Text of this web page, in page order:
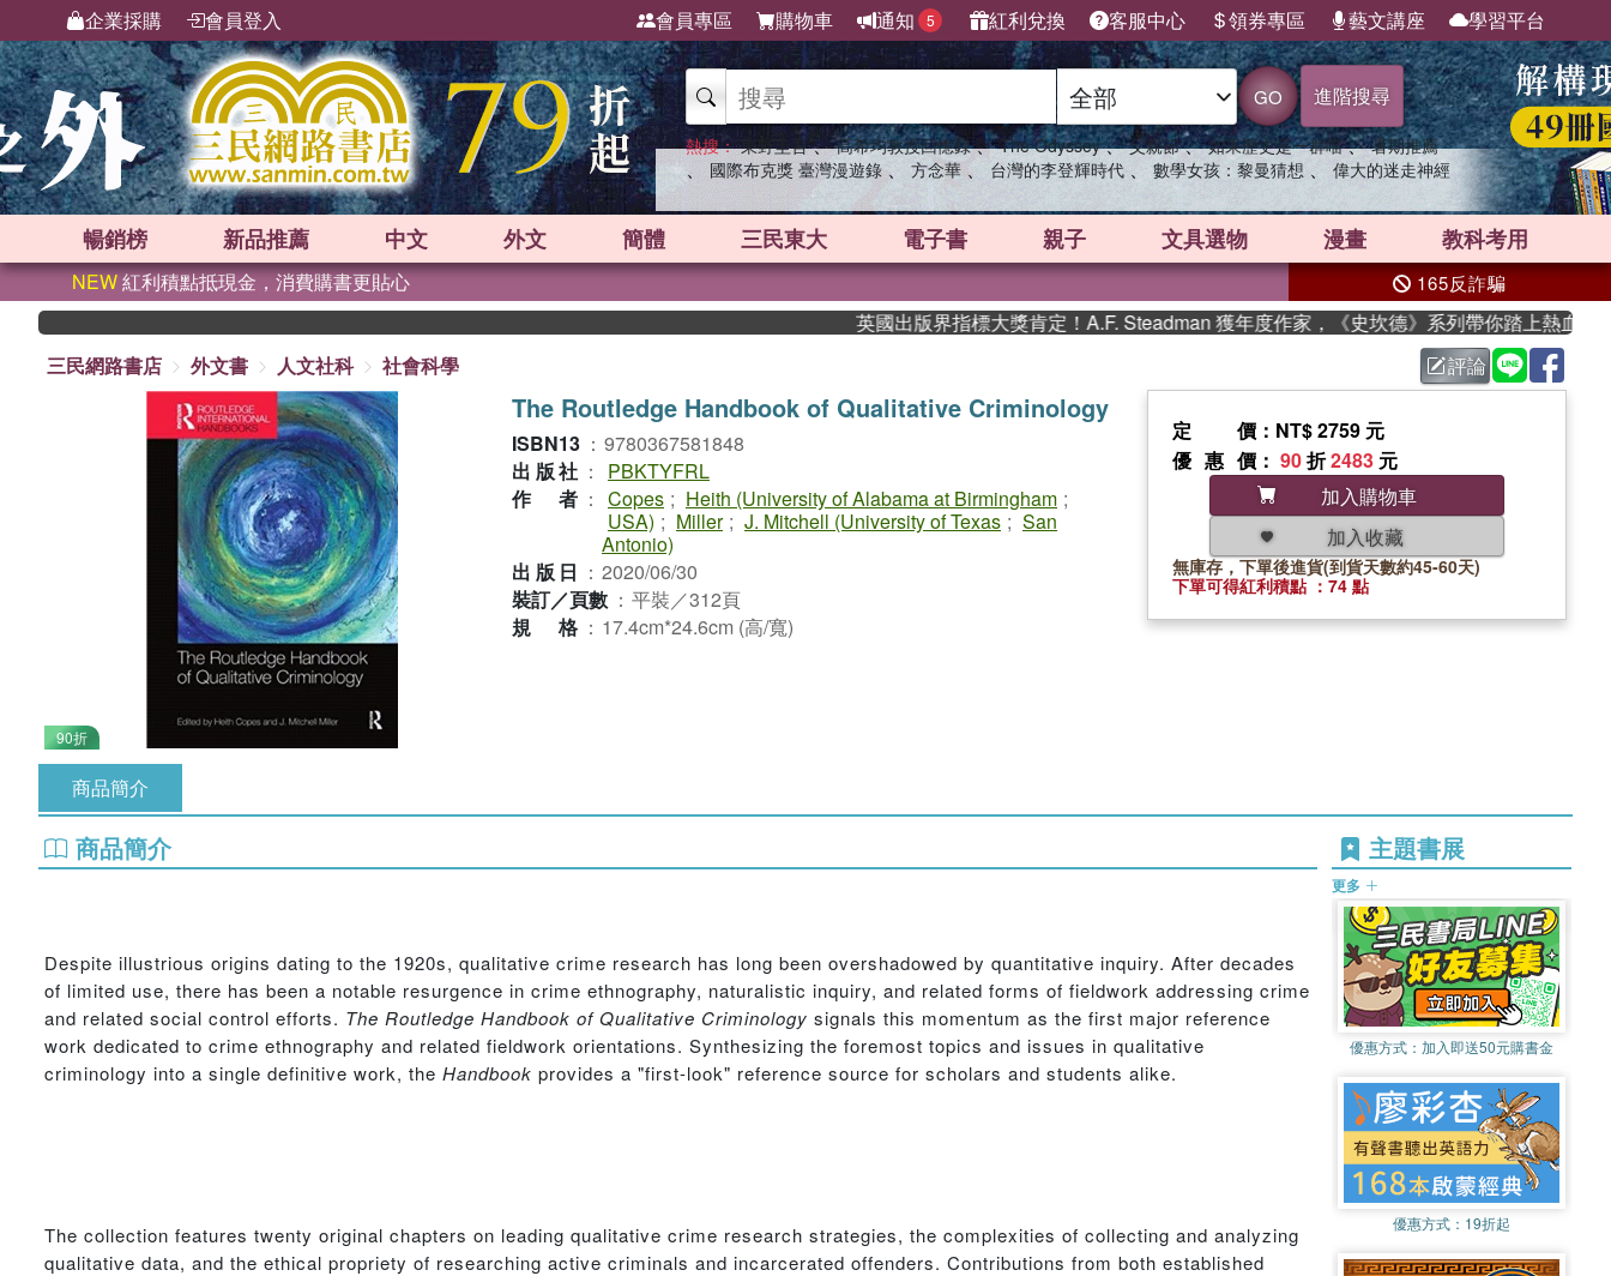
企業採購 會員登入 會員專區 購物車 通知 5 紅利兌換 客服中心 領券專區 藝文講座 學習平台
GO 進階搜尋
熱搜： 東野圭吾 、 高希均教授回憶錄 、 The Odyssey 、 父親節 、 如果歷史是一群喵 、 暑期推薦
、 國際布克獎 臺灣漫遊錄 、 方念華 、 台灣的李登輝時代 、 數學女孩：黎曼猜想 、 偉大的迷走神經
暢銷榜 新品推薦 中文 外文 簡體 三民東大 電子書 親子 文具選物 漫畫 教科考用
NEW紅利積點抵現金，消費購書更貼心 165反詐騙
英國出版界指標大獎肯定！A.F. Steadman 獲年度作家，《史坎德》系列帶你踏上熱血奇幻旅程
三民網路書店
外文書 人文社科 社會科學 評論
90折
The Routledge Handbook of Qualitative Criminology
ISBN13 ： 9780367581848
出版社 ：
PBKTYFRL
作者 ： Copes ; Heith (University of Alabama at Birmingham ;
USA) ; Miller ; J. Mitchell (University of Texas ; San
Antonio)
出版日 ： 2020/06/30
裝訂／頁數 ： 平裝／312頁
規格 ： 17.4cm*24.6cm (高/寬)
定價 ：NT$ 2759 元
優惠價 ： 90折2483 元
加入購物車
加入收藏
無庫存，下單後進貨(到貨天數約45-60天)
下單可得紅利積點 ：74 點
商品簡介
商品簡介
Despite illustrious origins dating to the 1920s, qualitative crime research has long been overshadowed by quantitative inquiry. After decades
of limited use, there has been a notable resurgence in crime ethnography, naturalistic inquiry, and related forms of fieldwork addressing crime
and related social control efforts. The Routledge Handbook of Qualitative Criminology signals this momentum as the first major reference
work dedicated to crime ethnography and related fieldwork orientations. Synthesizing the foremost topics and issues in qualitative
criminology into a single definitive work, the Handbook provides a "first-look" reference source for scholars and students alike.
The collection features twenty original chapters on leading qualitative crime research strategies, the complexities of collecting and analyzing
qualitative data, and the ethical propriety of researching active criminals and incarcerated offenders. Contributions from both established
主題書展
更多
優惠方式： 加入即送50元購書金
優惠方式： 19折起